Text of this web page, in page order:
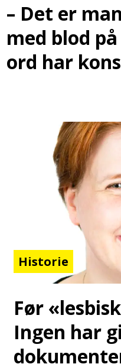
– Det er
med blod
ord har
Historie
Før
Ingen har